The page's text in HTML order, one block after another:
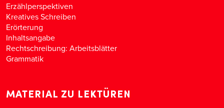
Erzählperspektiven
Kreatives Schreiben
Erörterung
Inhaltsangabe
Rechtschreibung: Arbeitsblätter
Grammatik
MATERIAL ZU LEKTÜREN